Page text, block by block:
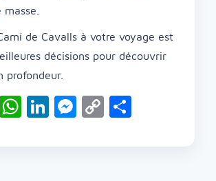
de Cavalls à votre voyage est
décisions pour découvrir
profondeur.
EmailWhatsApp
LinkedIn
Messenger
Copy